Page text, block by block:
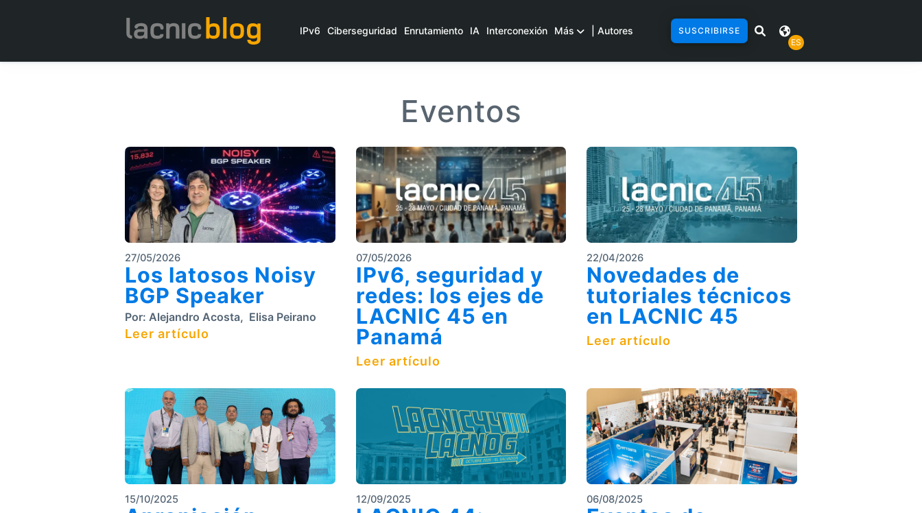
IPv6 Ciberseguridad Enrutamiento IA Interconexión Más | Autores
SUSCRIBIRSE
ES
Eventos
27/05/2026
Los latosos Noisy
BGP Speaker
Por: Alejandro Acosta, Elisa Peirano
Leer artículo
07/05/2026
IPv6, seguridad y
redes: los ejes de
LACNIC 45 en
Panamá
Leer artículo
22/04/2026
Novedades de
tutoriales técnicos
en LACNIC 45
Leer artículo
15/10/2025 12/09/2025 06/08/2025